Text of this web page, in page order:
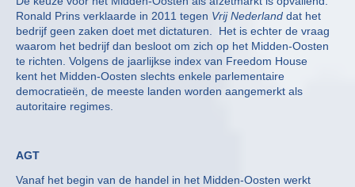
Ronald Prins verklaarde in 2011 tegen Vrij Nederland dat het
bedrijf geen zaken doet met dictaturen. Het is echter de vraag
waarom het bedrijf dan besloot om zich op het Midden-Oosten
te richten. Volgens de jaarlijkse index van Freedom House
kent het Midden-Oosten slechts enkele parlementaire
democratieën, de meeste landen worden aangemerkt als
autoritaire regimes.
AGT
Vanaf het begin van de handel in het Midden-Oosten werkt